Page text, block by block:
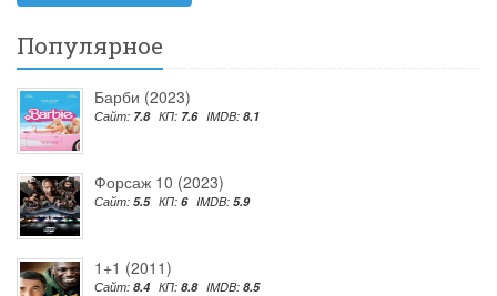
Популярное
Барби (2023)
Сайт: 7.8 КП: 7.6 IMDB: 8.1
Форсаж 10 (2023)
Сайт: 5.5 КП: 6 IMDB: 5.9
1+1 (2011)
Сайт: 8.4 КП: 8.8 IMDB: 8.5